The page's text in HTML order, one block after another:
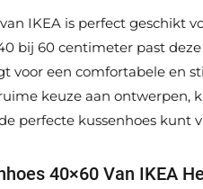
IKEA is perfect geschikt
bij 60 centimeter past
voor een comfortabele en
keuze aan ontwerpen,
perfecte kussenhoes kunt
40×60 Van IKEA